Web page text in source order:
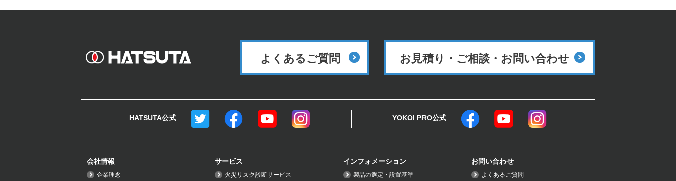
よくあるご質問 お見積り・ご相談・ お問い合わせ
HATSUTA公式 YOKOI PRO公式
会社情報
企業理念
サービス
火災リスク診断サービス
インフォメーション
製品の選定・設置基準
お問い合わせ
よくあるご質問